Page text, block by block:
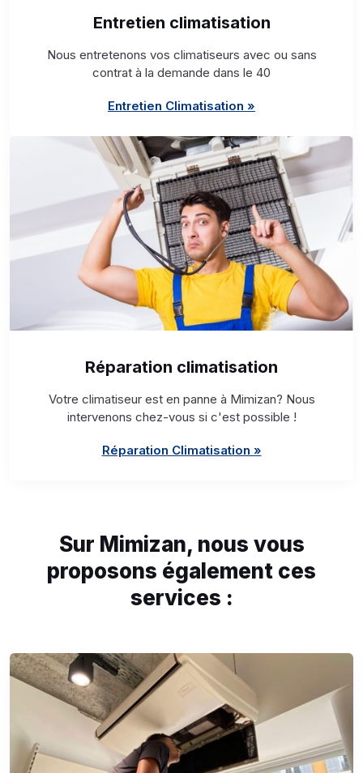
Entretien climatisation
Nous entretenons vos climatiseurs avec ou sans
contrat à la demande dans le 40
Entretien Climatisation »
Réparation climatisation
Votre climatiseur est en panne à Mimizan? Nous
intervenons chez-vous si c'est possible !
Réparation Climatisation »
Sur Mimizan, nous vous
proposons également ces
services :